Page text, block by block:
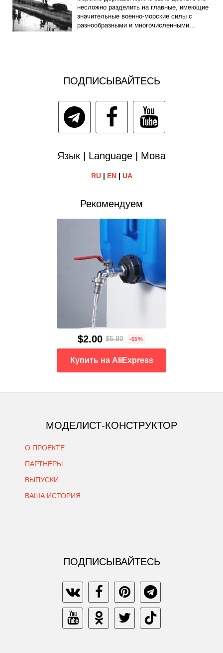
несложно разделить на главные, имеющие
значительные военно-морские силы с
разнообразными и многочисленными...
ПОДПИСЫВАЙТЕСЬ
Язык | Language | Мова
RU| EN| UA
Рекомендуем
$2.00 $5.80 -65%
Купить на AliExpress
МОДЕЛИСТ-КОНСТРУКТОР
О ПРОЕКТЕ
ПАРТНЕРЫ
ВЫПУСКИ
ВАША ИСТОРИЯ
ПОДПИСЫВАЙТЕСЬ